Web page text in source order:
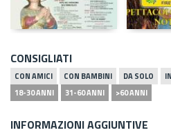
CONSIGLIATI
CON AMICI CON BAMBINI DA SOLO
18-30 ANNI
31-60 ANNI >60 ANNI
INFORMAZIONI AGGIUNTIVE